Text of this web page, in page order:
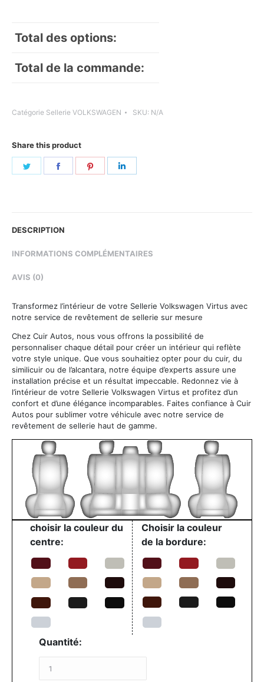
Total des options:
Total de la commande:
Catégorie Sellerie VOLKSWAGEN SKU: N/A
Share this product
Share
Share
DESCRIPTION
INFORMATIONS COMPLÉMENTAIRES
AVIS (0)
Transformez l’intérieur de votre Sellerie Volkswagen Virtus avec
notre service de revêtement de sellerie sur mesure
Chez Cuir Autos, nous vous offrons la possibilité de
personnaliser chaque détail pour créer un intérieur qui reflète
votre style unique. Que vous souhaitiez opter pour du cuir, du
similicuir ou de l’alcantara, notre équipe d’experts assure une
installation précise et un résultat impeccable. Redonnez vie à
l’intérieur de votre Sellerie Volkswagen Virtus et profitez d’un
confort et d’une élégance incomparables. Faites confiance à Cuir
Autos pour sublimer votre véhicule avec notre service de
revêtement de sellerie haut de gamme.
choisir la couleur du
centre:
Choisir la couleur
de la bordure:
Quantité: